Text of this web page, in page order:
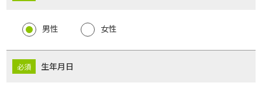
男性 女性
生年月日